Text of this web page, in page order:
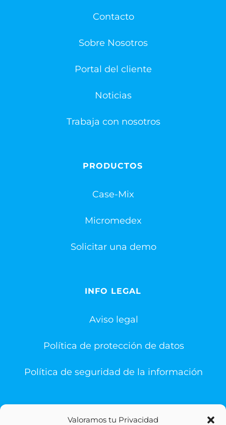
Valoramos tu Privacidad
Contacto
Sobre Nosotros
Portal del cliente
Noticias
Trabaja con nosotros
PRODUCTOS
Case-Mix
Micromedex
Solicitar una demo
INFO LEGAL
Aviso legal
Política de protección de datos
Política de seguridad de la información